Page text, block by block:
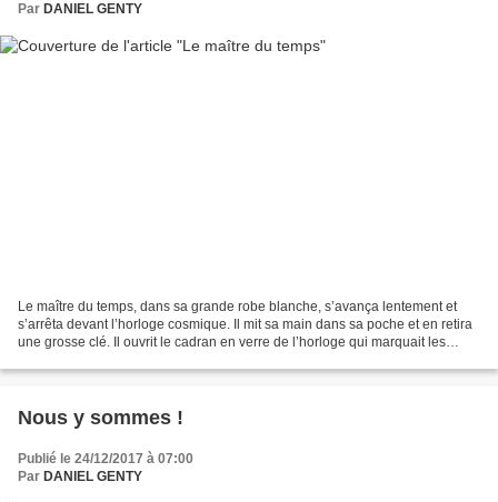
Par DANIEL GENTY
Le maître du temps, dans sa grande robe blanche, s’avança lentement et
s’arrêta devant l’horloge cosmique. Il mit sa main dans sa poche et en retira
une grosse clé. Il ouvrit le cadran en verre de l’horloge qui marquait les
Nous y sommes !
Publié le 24/12/2017 à 07:00
Par DANIEL GENTY